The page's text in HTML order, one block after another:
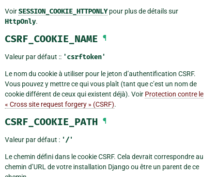
VoirSESSION_COOKIE_HTTPONLYpour plus de détails sur
HttpOnly.
CSRF_COOKIE_NAME ¶
Valeur par défaut :: 'csrftoken'
Le nom du cookie à utiliser pour le jeton d’authentification CSRF.
Vous pouvez y mettre ce qui vous plaît (tant que c’est un nom de
cookie différent de ceux qui existent déjà). Voir Protection contre le
« Cross site request forgery » (CSRF).
CSRF_COOKIE_PATH ¶
Valeur par défaut : '/'
Le chemin défini dans le cookie CSRF. Cela devrait correspondre au
chemin d’URL de votre installation Django ou être un parent de ce